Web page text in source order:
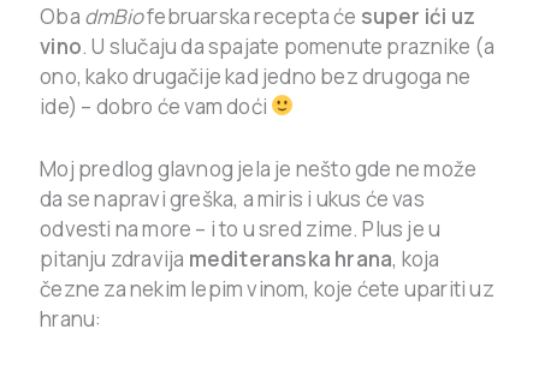
Oba dmBiofebruarska recepta će super ići uz
vino. U slučaju da spajate pomenute praznike (a
ono, kako drugačije kad jedno bez drugoga ne
ide) – dobro će vam doći
Moj predlog glavnog jela je nešto gde ne može
da se napravi greška, a miris i ukus će vas
odvesti na more – i to u sred zime. Plus je u
pitanju zdravija mediteranska hrana, koja
čezne za nekim lepim vinom, koje ćete upariti uz
hranu: